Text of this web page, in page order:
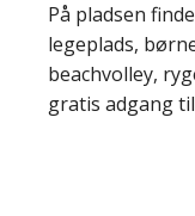
På pladsen
legeplads,
beachvolley,
gratis adgang